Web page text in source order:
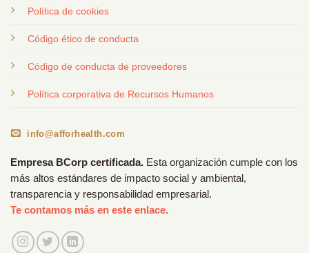
Política de cookies
Código ético de conducta
Código de conducta de proveedores
Política corporativa de Recursos Humanos
info@afforhealth.com
Empresa BCorp certificada. Esta organización cumple con los
más altos estándares de impacto social y ambiental,
transparencia y responsabilidad empresarial.
Te contamos más en este enlace.